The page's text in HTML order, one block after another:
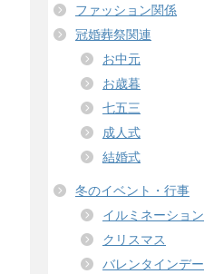
ファッション関係
冠婚葬祭関連
お中元
お歳暮
七五三
成人式
結婚式
冬のイベント・行事
イルミネーション
クリスマス
バレンタインデー